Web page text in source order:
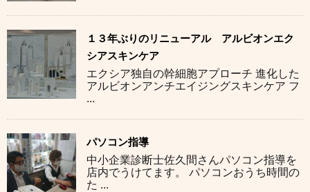
１３年ぶりのリニューアル アルビオンエク
シアスキンケア
エクシア独自の幹細胞アプローチ 進化した
アルビオンアンチエイジングスキンケア フ
...
パソコン指導
中小企業診断士佐久間さんパソコン指導を
店内でうけてます。 パソコンおうち時間の
た ...